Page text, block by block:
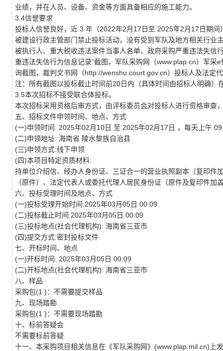
业绩，并在人员、设备、资金等方面具备相应的施工能力。
3.4信誉要求
投标人信誉良好，近 3 年（2022年2月17日至 2025年2月17日期
被建设行政主管部门禁止投标活动，没有受到军队及地方相关行业
被执行人、重大税收违法案件当事人名单、政府采购严重违法失信
重违法失信行为信息记录”截图，军队采购网（www.plap.cn）军采
询截图，裁判文书网（http://wenshu.court.gov.cn）投标人及法定
注：所有截图以投标截止时间前20日内（具体时间由招标人明确）
3.5本次招标不接受联合体投标。
本次招标采用资格后审方式，由评标委员会对投标人进行资格审查
五、招标文件申领时间、地点、方式
(一)申领时间: 2025年02月10日 至 2025年02月17日 ，每天上午
(二)申领地址: 海南省 陵水黎族自治县
(三)申领方式:线下申领
(四)本项目特定资质材料:
持单位介绍信、经办人身份证、三证合一的营业执照副本（复印
（原件）、法定代表人或委托代理人居民身份证（原件及复印件加
六、投标受理时间及地点、方式
(一)投标受理开始时间:2025年03月05日 00:09
(二)投标截止时间:2025年03月05日 00:09
(三)投标地点(社会代理机构): 海南省三亚市
(四)提交方式:密封投标文件
七、开标时间、地点
(一)开标时间: 2025年03月05日 00:09
(二)开标地点(社会代理机构): 海南省三亚市
八、样品
采购包(1 )：不需要提交样品
九、现场踏勘
采购包(1 )：不需要现场踏勘
十、标前答疑会
不需要标前答疑
十一、本采购项目相关信息在《军队采购网》(www.plap.mil.cn)上